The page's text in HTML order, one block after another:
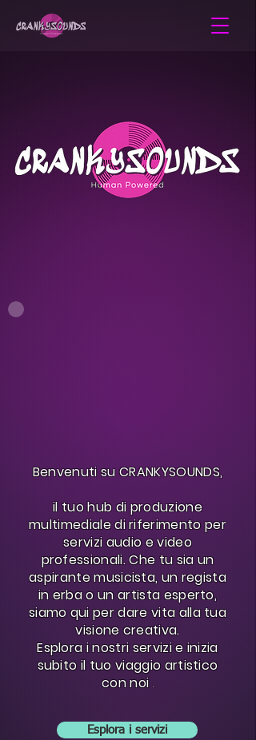
Benvenuti su CRANKYSOUNDS,
il tuo hub di produzione
multimediale di riferimento per
servizi audio e video
professionali. Che tu sia un
aspirante musicista, un regista
in erba o un artista esperto,
siamo qui per dare vita alla tua
visione creativa.
Esplora i nostri servizi e inizia
subito il tuo viaggio artistico
con noi.
Esplora i servizi